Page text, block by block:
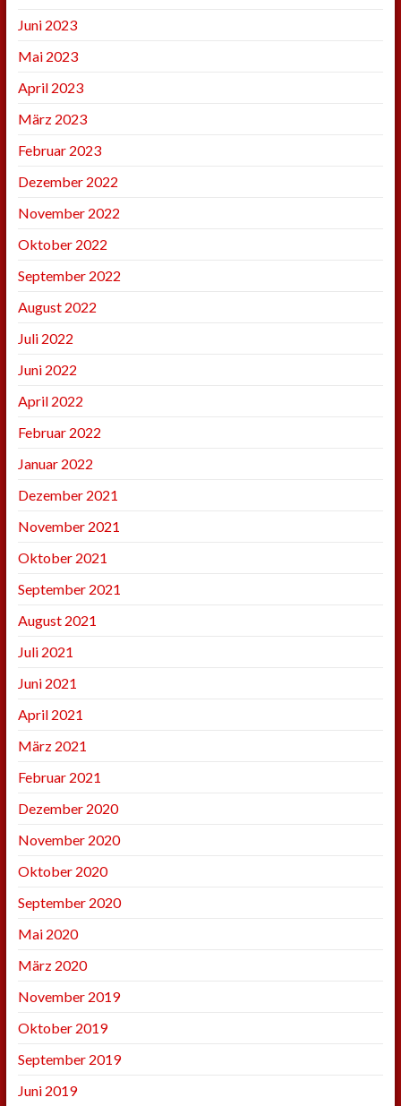
Juni 2023
Mai 2023
April 2023
März 2023
Februar 2023
Dezember 2022
November 2022
Oktober 2022
September 2022
August 2022
Juli 2022
Juni 2022
April 2022
Februar 2022
Januar 2022
Dezember 2021
November 2021
Oktober 2021
September 2021
August 2021
Juli 2021
Juni 2021
April 2021
März 2021
Februar 2021
Dezember 2020
November 2020
Oktober 2020
September 2020
Mai 2020
März 2020
November 2019
Oktober 2019
September 2019
Juni 2019